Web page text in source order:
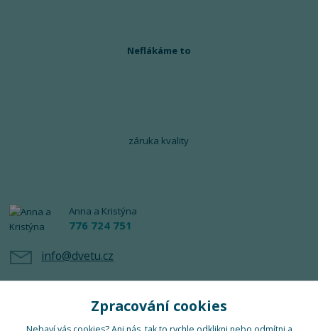
Neflákáme to
záruka kvality
Anna a Kristýna
776 724 751
info@dvetu.cz
Zpracování cookies